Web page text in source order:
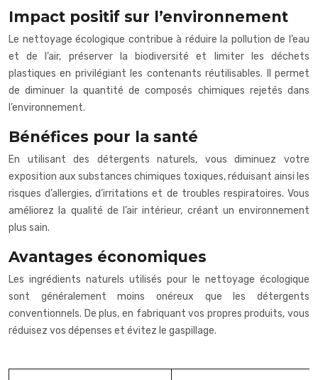
Impact positif sur l’environnement
Le nettoyage écologique contribue à réduire la pollution de l’eau
et de l’air, préserver la biodiversité et limiter les déchets
plastiques en privilégiant les contenants réutilisables. Il permet
de diminuer la quantité de composés chimiques rejetés dans
l’environnement.
Bénéfices pour la santé
En utilisant des détergents naturels, vous diminuez votre
exposition aux substances chimiques toxiques, réduisant ainsi les
risques d’allergies, d’irritations et de troubles respiratoires. Vous
améliorez la qualité de l’air intérieur, créant un environnement
plus sain.
Avantages économiques
Les ingrédients naturels utilisés pour le nettoyage écologique
sont généralement moins onéreux que les détergents
conventionnels. De plus, en fabriquant vos propres produits, vous
réduisez vos dépenses et évitez le gaspillage.